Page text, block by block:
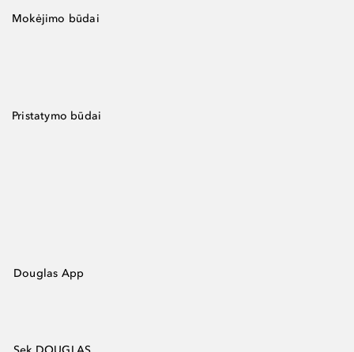
Mokėjimo būdai
Pristatymo būdai
Douglas App